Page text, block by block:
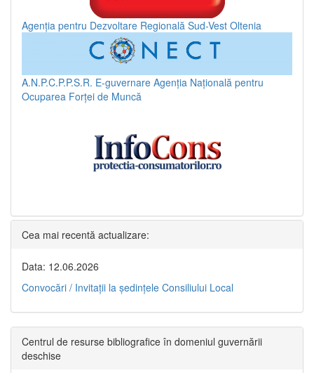
Agenția pentru Dezvoltare Regională Sud-Vest Oltenia
A.N.P.C.P.P.S.R. E-guvernare Agenția Națională pentru
Ocuparea Forței de Muncă
Cea mai recentă actualizare:
Data: 12.06.2026
Convocări / Invitaţii la şedinţele Consiliului Local
Centrul de resurse bibliografice în domeniul guvernării
deschise